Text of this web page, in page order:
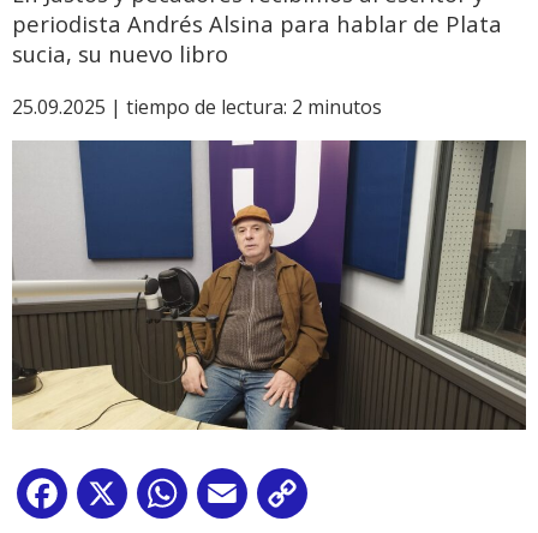
periodista Andrés Alsina para hablar de Plata
sucia, su nuevo libro
25.09.2025 | tiempo de lectura: 2 minutos
Facebook
X WhatsApp
Email